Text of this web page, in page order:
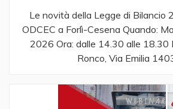
Le novità della Legge di Bilancio
ODCEC a Forlì-Cesena ​ ​ Quando:
2026 Ora: dalle 14.30 alle 18.30
Ronco, Via Emilia